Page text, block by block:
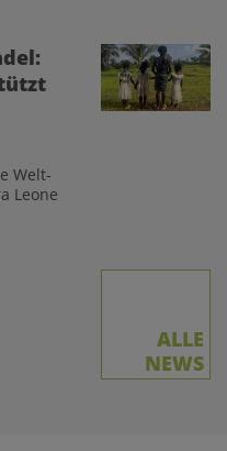
Welt-
Leone
ALLE
NEWS